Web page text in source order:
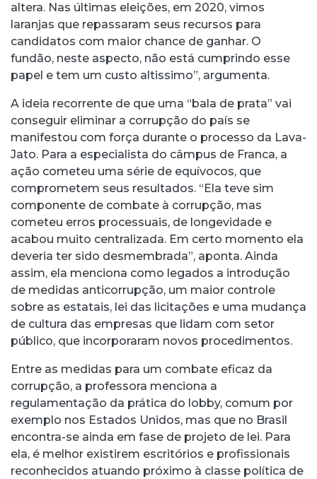
altera. Nas últimas eleições, em 2020, vimos
laranjas que repassaram seus recursos para
candidatos com maior chance de ganhar. O
fundão, neste aspecto, não está cumprindo esse
papel e tem um custo altissimo”, argumenta.
A ideia recorrente de que uma “bala de prata” vai
conseguir eliminar a corrupção do país se
manifestou com força durante o processo da Lava-
Jato. Para a especialista do câmpus de Franca, a
ação cometeu uma série de equívocos, que
comprometem seus resultados. “Ela teve sim
componente de combate à corrupção, mas
cometeu erros processuais, de longevidade e
acabou muito centralizada. Em certo momento ela
deveria ter sido desmembrada”, aponta. Ainda
assim, ela menciona como legados a introdução
de medidas anticorrupção, um maior controle
sobre as estatais, lei das licitações e uma mudança
de cultura das empresas que lidam com setor
público, que incorporaram novos procedimentos.
Entre as medidas para um combate eficaz da
corrupção, a professora menciona a
regulamentação da prática do lobby, comum por
exemplo nos Estados Unidos, mas que no Brasil
encontra-se ainda em fase de projeto de lei. Para
ela, é melhor existirem escritórios e profissionais
reconhecidos atuando próximo à classe política de